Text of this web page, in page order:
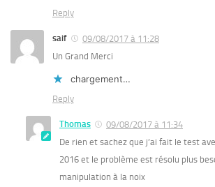
Reply
saif
09/08/2017 à 11:28
Un Grand Merci
chargement…
Reply
Thomas
09/08/2017 à 11:34
De rien et sachez que j’ai fait le test
2016 et le problème est résolu plus
manipulation à la noix